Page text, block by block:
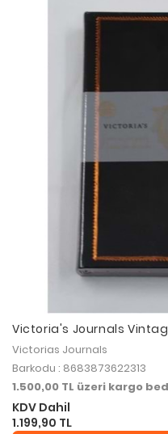
Victoria's Journals
Victorias Journals
Barkodu : 8683873622313
1.500,00 TL üzeri kargo
KDV Dahil
1.199,90 TL